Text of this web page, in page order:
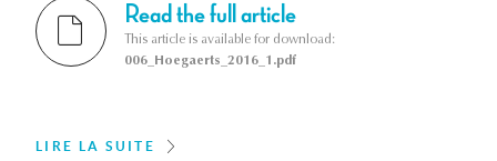
Read the full article
This article is available for download:
006_Hoegaerts_2016_1.pdf
LIRE LA SUITE